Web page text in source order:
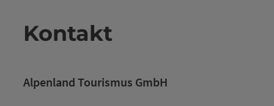
Kontakt
Alpenland Tourismus GmbH